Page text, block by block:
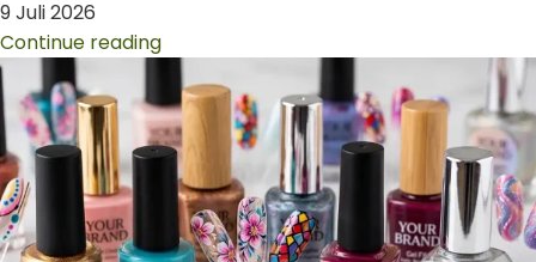
9 Juli 2026
Continue reading